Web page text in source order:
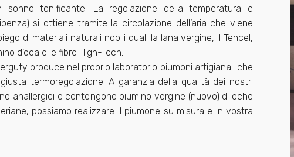
sonno tonificante. La regolazione della temperatura e
si ottiene tramite la circolazione dell’aria che viene
di materiali naturali nobili quali la lana vergine, il Tencel,
d’oca e le fibre High-Tech.
produce nel proprio laboratorio piumoni artigianali che
termoregolazione. A garanzia della qualità dei nostri
anallergici e contengono piumino vergine (nuovo) di oche
possiamo realizzare il piumone su misura e in vostra